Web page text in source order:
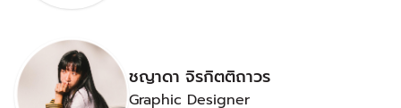
ชญาดา จิรกิตติถาวร
Graphic Designer